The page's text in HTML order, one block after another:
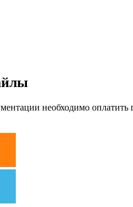
необходимо оплатить